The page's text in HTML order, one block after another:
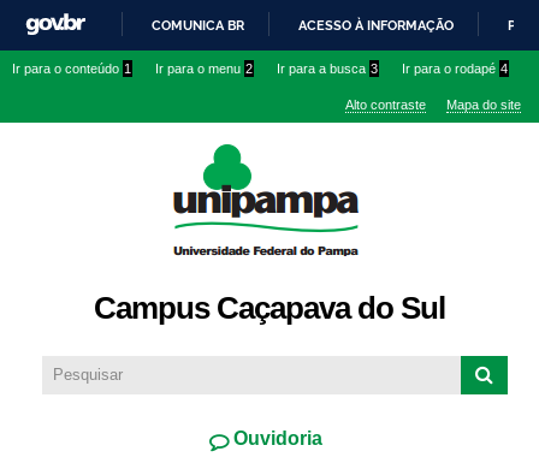
conteúdo
IR
O
COMUNICA BR ACESSO À INFORMAÇÃO
Ir para o conteúdo 1 Ir para o menu 2 Ir para a busca 3 Ir para o rodapé 4
Alto contraste Mapa do site
Campus Caçapava do Sul
Ouvidoria